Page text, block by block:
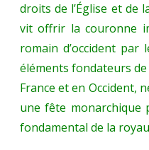
droits de l’Église et de
vit offrir la couronne
romain d’occident par
éléments fondateurs
France et en Occident,
une fête monarchique
fondamental de la